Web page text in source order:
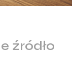
źródło